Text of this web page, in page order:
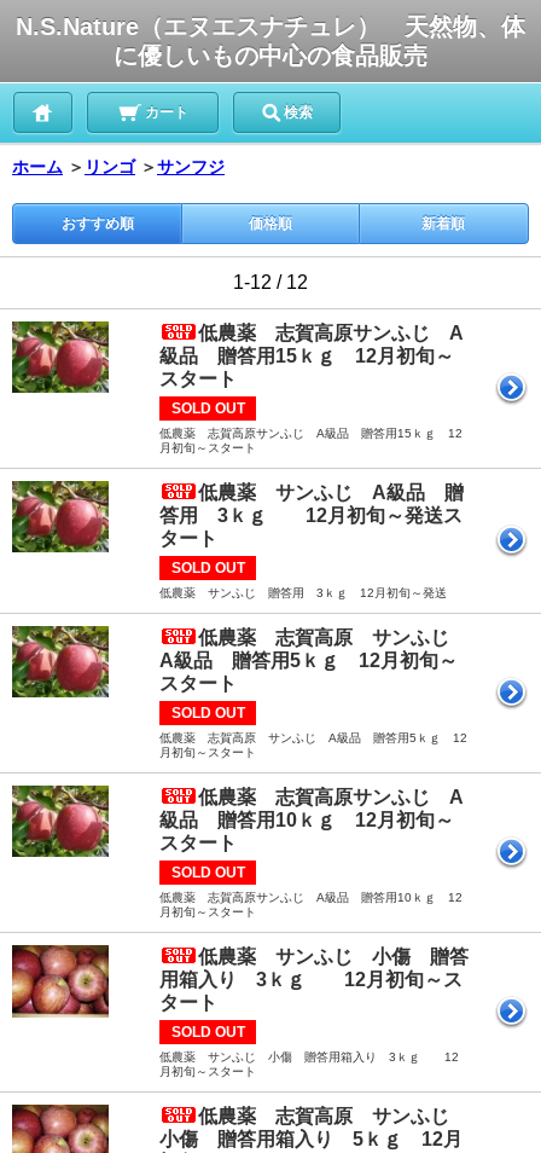
N.S.Nature（エヌエスナチュレ） 天然物、体
に優しいもの中心の食品販売
カート 検索
ホーム ＞ リンゴ ＞サンフジ
おすすめ順 価格順 新着順
1-12 / 12
低農薬 志賀高原サンふじ A
級品 贈答用15ｋｇ 12月初旬～
スタート
SOLD OUT
低農薬 志賀高原サンふじ A級品 贈答用15ｋｇ 12
月初旬～スタート
低農薬 サンふじ A級品 贈
答用 3ｋｇ 12月初旬～発送ス
タート
SOLD OUT
低農薬 サンふじ 贈答用 3ｋｇ 12月初旬～発送
低農薬 志賀高原 サンふじ
A級品 贈答用5ｋｇ 12月初旬～
スタート
SOLD OUT
低農薬 志賀高原 サンふじ A級品 贈答用5ｋｇ 12
月初旬～スタート
低農薬 志賀高原サンふじ A
級品 贈答用10ｋｇ 12月初旬～
スタート
SOLD OUT
低農薬 志賀高原サンふじ A級品 贈答用10ｋｇ 12
月初旬～スタート
低農薬 サンふじ 小傷 贈答
用箱入り 3ｋｇ 12月初旬～ス
タート
SOLD OUT
低農薬 サンふじ 小傷 贈答用箱入り 3ｋｇ 12
月初旬～スタート
低農薬 志賀高原 サンふじ
小傷 贈答用箱入り 5ｋｇ 12月